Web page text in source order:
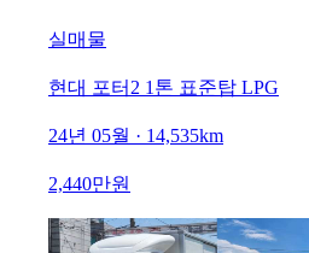
실매물
현대 포터2 1톤 표준탑 LPG
24년 05월 · 14,535km
2,440만원